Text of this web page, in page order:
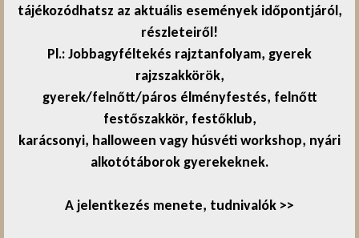
tájékozódhatsz az aktuális események időpontjáról,
részleteiről!
Pl.: Jobbagyféltekés rajztanfolyam, gyerek
rajzszakkörök,
gyerek/felnőtt/páros élményfestés, felnőtt
festőszakkör, festőklub,
karácsonyi, halloween vagy húsvéti workshop, nyári
alkotótáborok gyerekeknek.
A jelentkezés menete, tudnivalók >>